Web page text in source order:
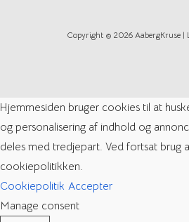
Copyright © 2026 AabergKruse |
Hjemmesiden bruger cookies til at
og personalisering af indhold og
deles med tredjepart. Ved fortsat brug
cookiepolitikken.
Cookiepolitik Accepter
Manage consent